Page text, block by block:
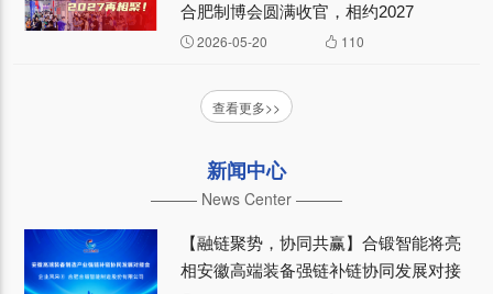
合肥制博会圆满收官，相约2027
2026-05-20
110
查看更多>>
新闻中心
——— News Center ———
【融链聚势，协同共赢】合锻智能将亮
相安徽高端装备强链补链协同发展对接